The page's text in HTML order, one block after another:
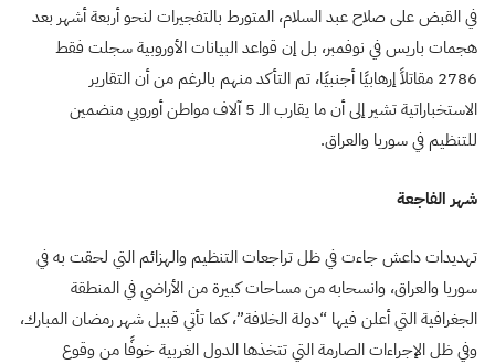
في القبض على صلاح عبد السلام، المتورط بالتفجيرات لنحو أربعة أشهر بعد
هجمات باريس في نوفمبر، بل إن قواعد البيانات الأوروبية سجلت فقط
2786 مقاتلاً إرهابيًا أجنبيًا، تم التأكد منهم بالرغم من أن التقارير
الاستخباراتية تشير إلى أن ما يقارب الـ 5 آلاف مواطن أوروبي منضمين
للتنظيم في سوريا والعراق.
شهر الفاجعة
تهديدات داعش جاءت في ظل تراجعات التنظيم والهزائم التي لحقت به في
سوريا والعراق، وانسحابه من مساحات كبيرة من الأراضي في المنطقة
الجغرافية التي أعلن فيها “دولة الخلافة”، كما تأتي قبيل شهر رمضان المبارك،
وفي ظل الإجراءات الصارمة التي تتخذها الدول الغربية خوفًا من وقوع